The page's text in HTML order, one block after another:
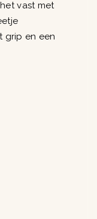
vast met
grip en een